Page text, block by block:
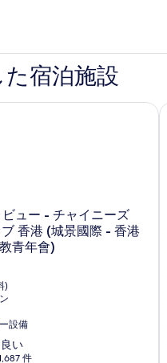
宿泊施設
ュー - チャイニーズ
香港 (城景國際 - 香港
青年會)
)
設備
い
件
ュー - チャイニーズ YMCA